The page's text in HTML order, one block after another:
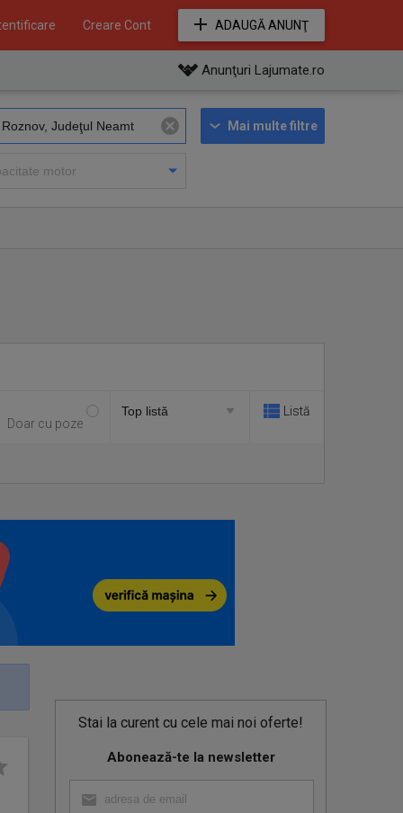
Creare Cont ADAUGĂ ANUNŢ
Anunţuri Lajumate.ro
Mai multe filtre
Doar cu poze
Listă
Stai la curent cu cele mai noi oferte!
Abonează-te la newsletter